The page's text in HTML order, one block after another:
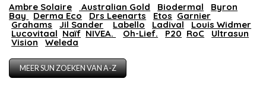
Ambre Solaire
Australian Gold Biodermal Byron
Bay Derma Eco Drs Leenarts Etos Garnier
Grahams Jil Sander Labello Ladival Louis Widmer
Lucovitaal Naïf NIVEA. Oh-Lief. P20 RoC Ultrasun
Vision Weleda
MEER SUN ZOEKEN VAN A-Z